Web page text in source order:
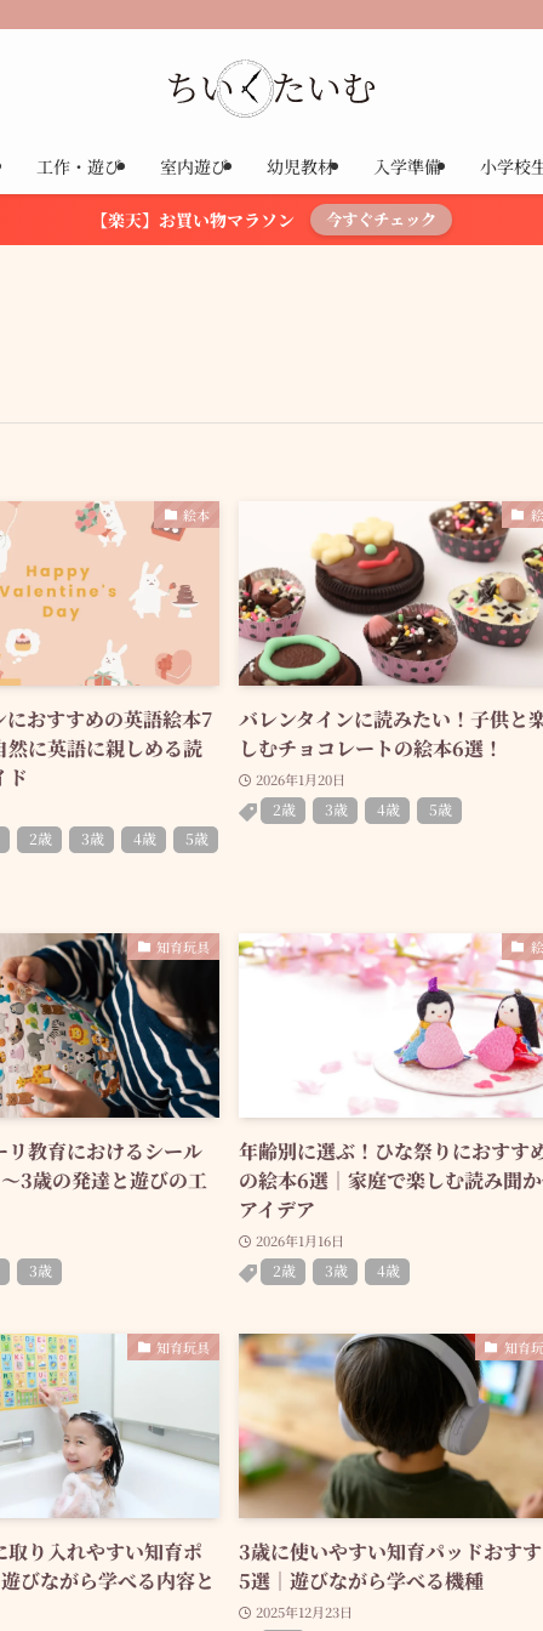
工作・遊び 室内遊び 幼児教材 入学準備 小学校
【楽天】お買い物マラソン 今すぐチェック
絵本
におすすめの英語絵本7
然に英語に親しめる読
ド
2歳 3歳 4歳 5歳
バレンタインに読みたい！子供と
しむチョコレートの絵本6選！
2026年1月20日
2歳 3歳 4歳 5歳
知育玩具
リ教育におけるシール
3歳の発達と遊びの工
3歳
年齢別に選ぶ！ひな祭りにおすす
の絵本6選｜家庭で楽しむ読み聞
アイデア
2026年1月16日
2歳 3歳 4歳
知育玩具
取り入れやすい知育ポ
びながら学べる内容と
知育
3歳に使いやすい知育パッドおす
5選｜遊びながら学べる機種
2025年12月23日